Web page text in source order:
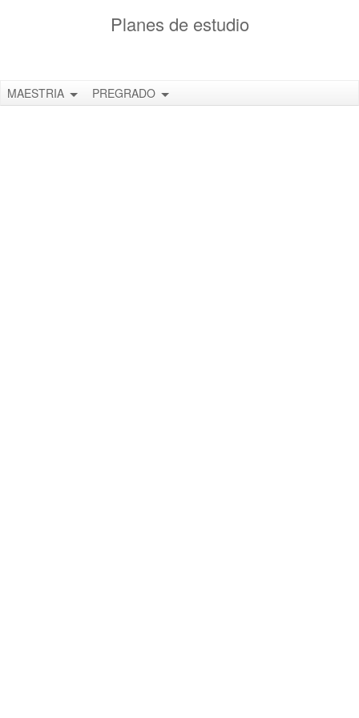
Planes de estudio
MAESTRIA PREGRADO